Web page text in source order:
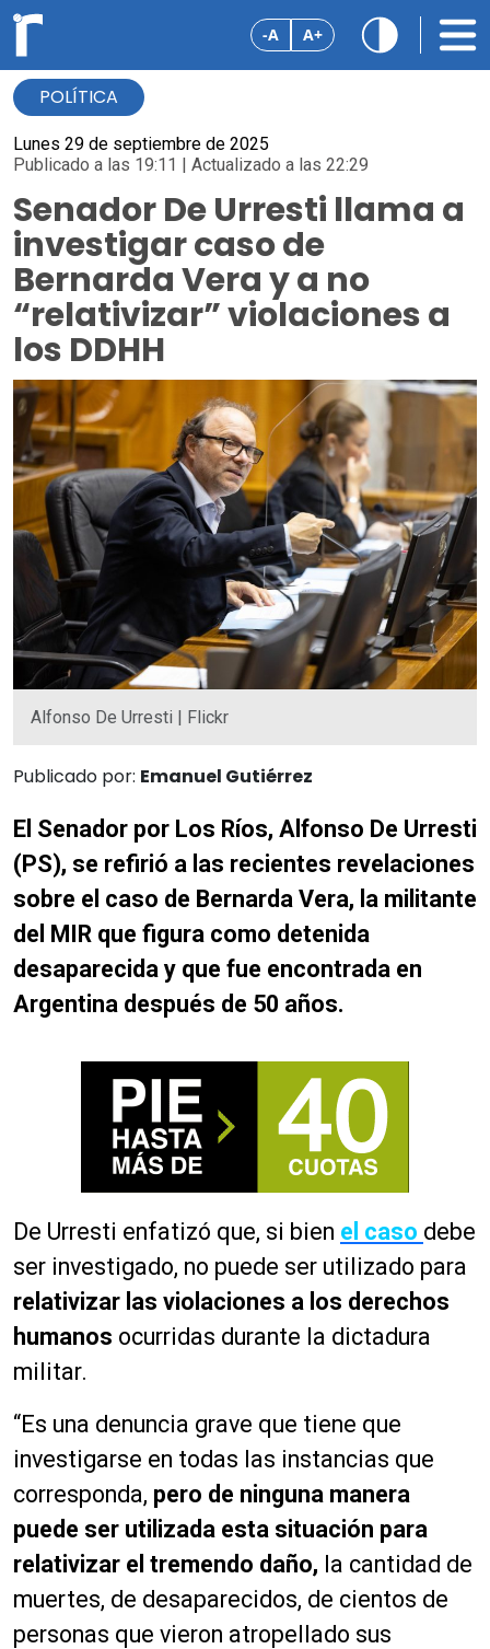
-A A+
POLÍTICA
Lunes 29 de septiembre de 2025
Publicado a las 19:11 | Actualizado a las 22:29
Senador De Urresti llama a
investigar caso de
Bernarda Vera y a no
“relativizar” violaciones a
los DDHH
Alfonso De Urresti | Flickr
Publicado por: Emanuel Gutiérrez
El Senador por Los Ríos, Alfonso De Urresti
(PS), se refirió a las recientes revelaciones
sobre el caso de Bernarda Vera, la militante
del MIR que figura como detenida
desaparecida y que fue encontrada en
Argentina después de 50 años.
De Urresti enfatizó que, si bien el caso debe
ser investigado, no puede ser utilizado para
relativizar las violaciones a los derechos
humanos ocurridas durante la dictadura
militar.
“Es una denuncia grave que tiene que
investigarse en todas las instancias que
corresponda, pero de ninguna manera
puede ser utilizada esta situación para
relativizar el tremendo daño, la cantidad de
muertes, de desaparecidos, de cientos de
personas que vieron atropellado sus